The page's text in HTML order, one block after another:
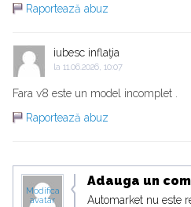
Raportează abuz
iubesc inflaţia
la 11.06.2026, 10:07
Fara v8 este un model incomplet .
Raportează abuz
Modifica
avatar
Adauga un
Automarket nu este